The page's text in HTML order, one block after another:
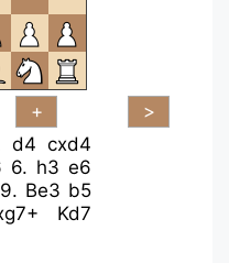
d4 cxd4
6. h3 e6
9. Be3 b5
Kd7